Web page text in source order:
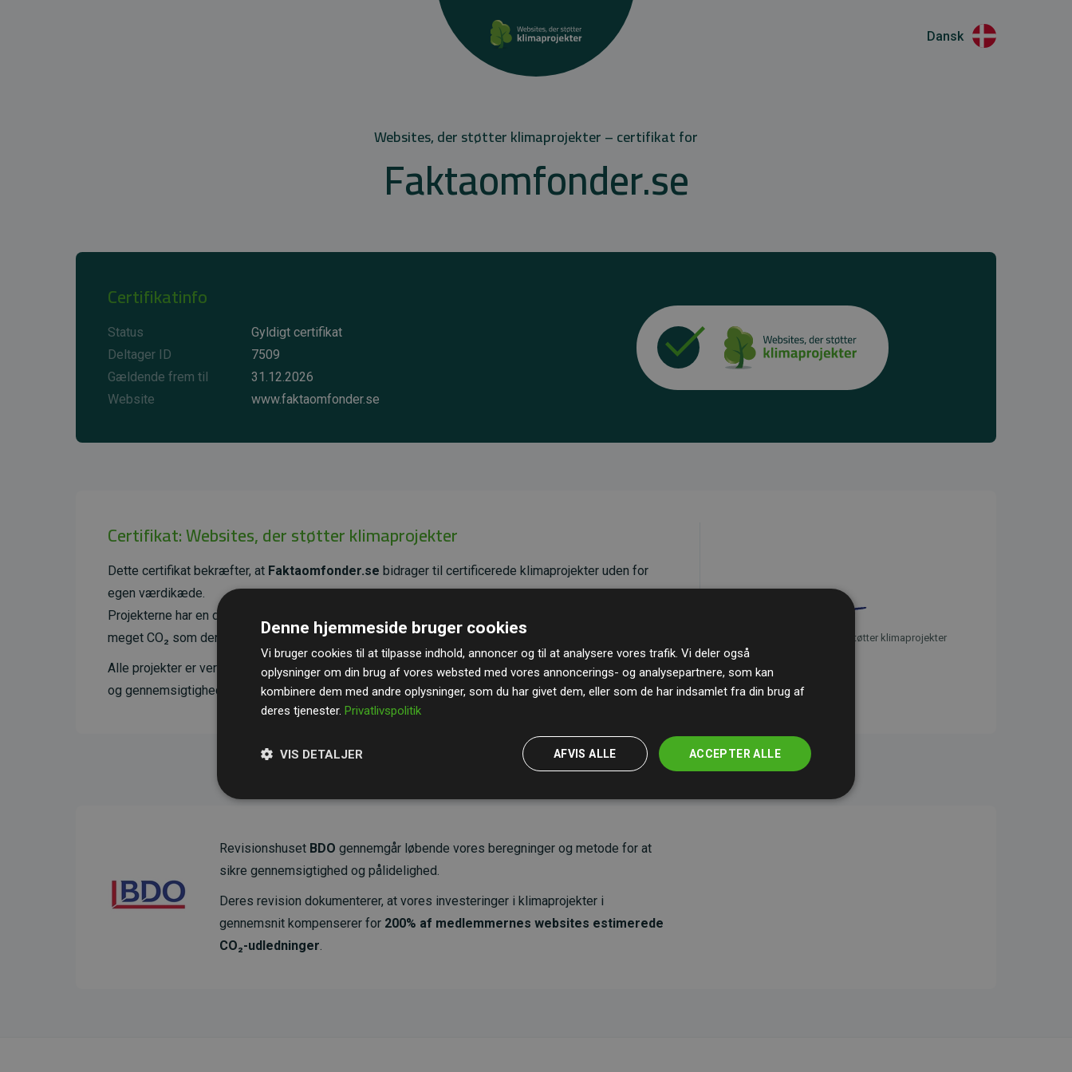
Dansk
Websites, der støtter klimaprojekter – certifikat for
Faktaomfonder.se
Certifikatinfo
Status
Gyldigt certifikat
Deltager ID
7509
Gældende frem til
31.12.2026
Website
www.faktaomfonder.se
Certifikat: Websites, der støtter klimaprojekter
Dette certifikat bekræfter, at Faktaomfonder.se bidrager til certificerede klimaprojekter uden for
egen værdikæde.
Projekterne har en dokumenteret CO₂-reducerende effekt, som i gennemsnit svarer til dobbelt så
meget CO₂ som den estimerede udledning fra hjemmesiden.
Alle projekter er verificeret gennemGold Standard– en international ordning, der sikrer høj kvalitet
og gennemsigtighed i klimainvesteringer. Du kan læse mere om de konkrete projekter her.
initiativet Websites, der støtter klimaprojekter
Revisionshuset BDO gennemgår løbende vores beregninger og metode for at
sikre gennemsigtighed og pålidelighed.
Deres revision dokumenterer, at vores investeringer i klimaprojekter i
gennemsnit kompenserer for 200% af medlemmernes websites estimerede
CO₂-udledninger.
Denne hjemmeside bruger cookies
Vi bruger cookies til at tilpasse indhold, annoncer og til at analysere vores trafik. Vi deler også
oplysninger om din brug af vores websted med vores annoncerings- og analysepartnere, som kan
kombinere dem med andre oplysninger, som du har givet dem, eller som de har indsamlet fra din brug af
deres tjenester. Privatlivspolitik
ACCEPTER ALLE
AFVIS ALLE
VIS DETALJER